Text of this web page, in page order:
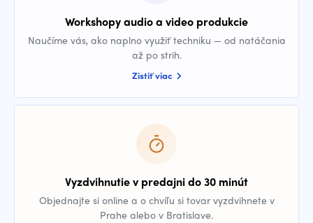
Workshopy audio a video produkcie
Naučíme vás, ako naplno využiť techniku — od natáčania
až po strih.
Zistiť viac
Vyzdvihnutie v predajni do 30 minút
Objednajte si online a o chvíľu si tovar vyzdvihnete v
Prahe alebo v Bratislave.